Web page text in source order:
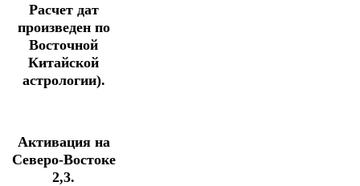
Расчет дат
произведен по
Восточной
Китайской
астрологии).
Активация на
Северо-Востоке
2,3.